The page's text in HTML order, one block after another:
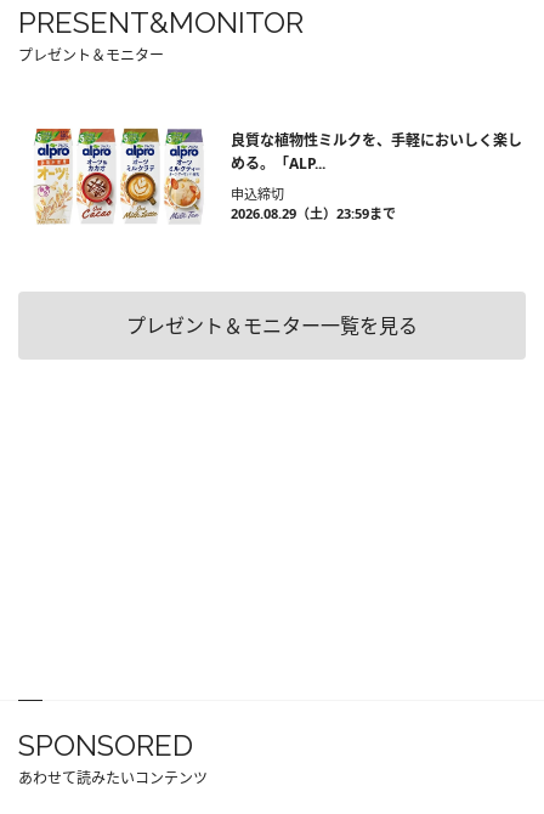
PRESENT&MONITOR
プレゼント＆モニター
良質な植物性ミルクを、手軽においしく楽し
める。「ALP...
申込締切
2026.08.29（土）23:59まで
プレゼント＆モニター一覧を見る
SPONSORED
あわせて読みたいコンテンツ